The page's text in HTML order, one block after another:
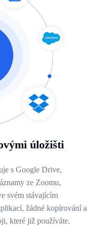
úložišti
s Google Drive,
ze Zoomu,
svém stávajícím
žádné kopírování a
které již používáte.